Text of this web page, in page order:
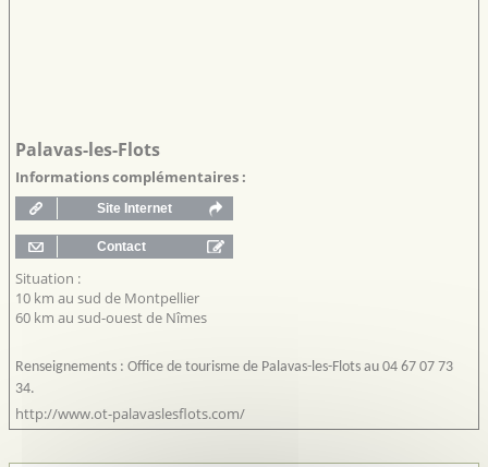
Palavas-les-Flots
Informations complémentaires :
Situation :
10 km au sud de Montpellier
60 km au sud-ouest de Nîmes
Renseignements : Office de tourisme de Palavas-les-Flots au 04 67 07 73
34.
http://www.ot-palavaslesflots.com/